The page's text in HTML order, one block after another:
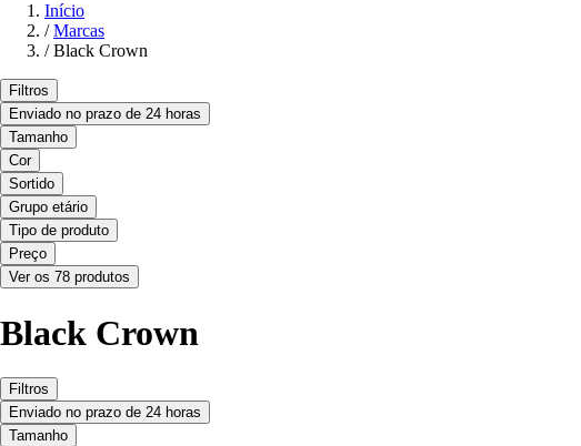
Início
/ Marcas
/ Black Crown
Filtros
Enviado no prazo de 24 horas
Tamanho
Cor
Sortido
Grupo etário
Tipo de produto
Preço
Ver os 78 produtos
Black Crown
Filtros
Enviado no prazo de 24 horas
Tamanho